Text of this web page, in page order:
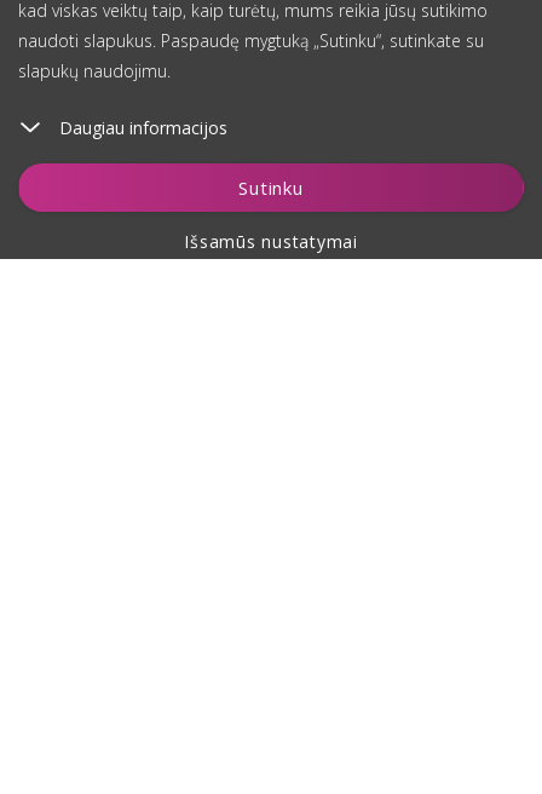
kad viskas veiktų taip, kaip turėtų, mums reikia jūsų sutikimo
naudoti slapukus. Paspaudę mygtuką „Sutinku“, sutinkate su
slapukų naudojimu.
Daugiau informacijos
Sutinku
Išsamūs nustatymai
Įdėti į krepšelį